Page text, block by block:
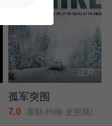
正片
孤军突围
7.0 泰勒·约翰·史密斯/阿塔纳斯·斯雷布雷夫/斯科特·伊斯特伍德/阿尔菲·斯图尔特/科林·汉克斯/洛恩·麦克菲登/卡洛琳·佩特/丹尼尔·罗德里戈兹/安洁纽·艾莉丝-泰勒/洛朗·莫雷尔/蒂莫西·布洛尔/